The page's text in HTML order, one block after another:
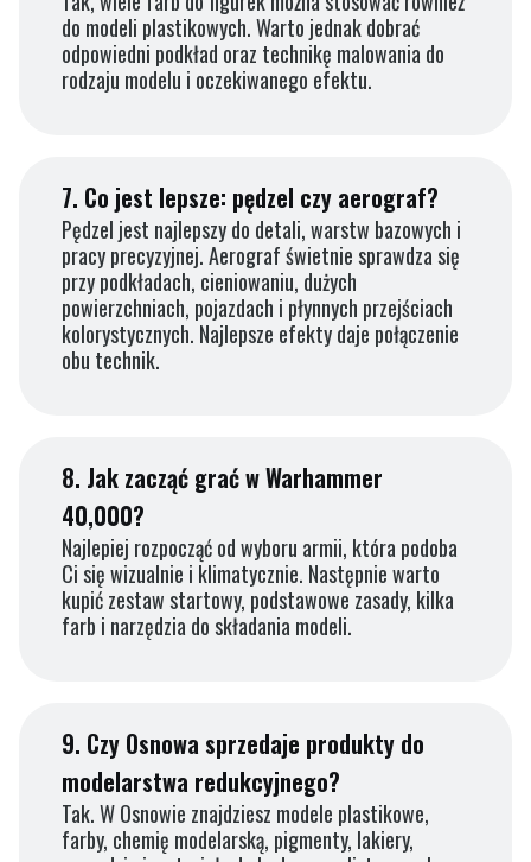
do modeli plastikowych. Warto jednak dobrać
odpowiedni podkład oraz technikę malowania do
rodzaju modelu i oczekiwanego efektu.
7. Co jest lepsze: pędzel czy aerograf?
Pędzel jest najlepszy do detali, warstw bazowych i
pracy precyzyjnej. Aerograf świetnie sprawdza się
przy podkładach, cieniowaniu, dużych
powierzchniach, pojazdach i płynnych przejściach
kolorystycznych. Najlepsze efekty daje połączenie
obu technik.
8. Jak zacząć grać w Warhammer
40,000?
Najlepiej rozpocząć od wyboru armii, która podoba
Ci się wizualnie i klimatycznie. Następnie warto
kupić zestaw startowy, podstawowe zasady, kilka
farb i narzędzia do składania modeli.
9. Czy Osnowa sprzedaje produkty do
modelarstwa redukcyjnego?
Tak. W Osnowie znajdziesz modele plastikowe,
farby, chemię modelarską, pigmenty, lakiery,